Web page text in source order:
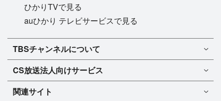
ひかりTVで見る
auひかり テレビサービスで見る
TBSチャンネル1
TBSチャンネル2
マンスリーガイド［PDF］
TBSチャンネルについて
TBSチャンネルについて
FAQ・よくあるご質問
インフォメーション
CS放送法人向けサービス
法人向けサービスについて
TBSチャンネル1
ドラマ
関連サイト